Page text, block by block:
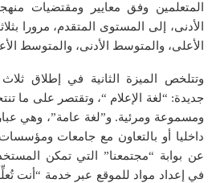
المتعلمين وفق معايير ومقتضيات
الأدنى، إلى المستوى المتقدم، مرورا
الأعلى، والمتوسط الأدنى، والمتوسط
وتتلخص الميزة الثانية في إطلاق
جديدة: “لغة الإعلام “، وتقتصر على ما
ومسموعة ومرئية. و”لغة عامة”، وهي
داخليا أو بالتعاون مع جامعات
عن بوابة “مجتمعنا” التي تمكن
في إعداد مواد للموقع عبر خدمة “أنت